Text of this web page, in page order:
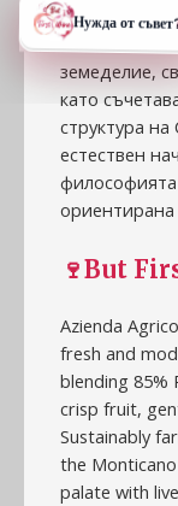
Azienda
впечатлява
земеделие,
като
структура
естествен
ориентирана
🍷But
Azienda
fresh and
blending 85%
crisp fruit,
Sustainably
the
palate with